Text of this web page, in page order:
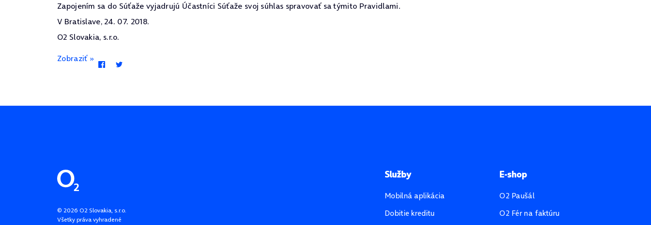
Zapojením sa do Súťaže vyjadrujú Účastníci Súťaže svoj súhlas spravovať sa týmito Pravidlami.
V Bratislave, 24. 07. 2018.
O2 Slovakia, s.r.o.
Zobraziť »
Pätička stránky
© 2026 O2 Slovakia, s.r.o.
Všetky práva vyhradené
Služby
Mobilná aplikácia
Dobitie kreditu
E-shop
O2 Paušál
O2 Fér na faktúru